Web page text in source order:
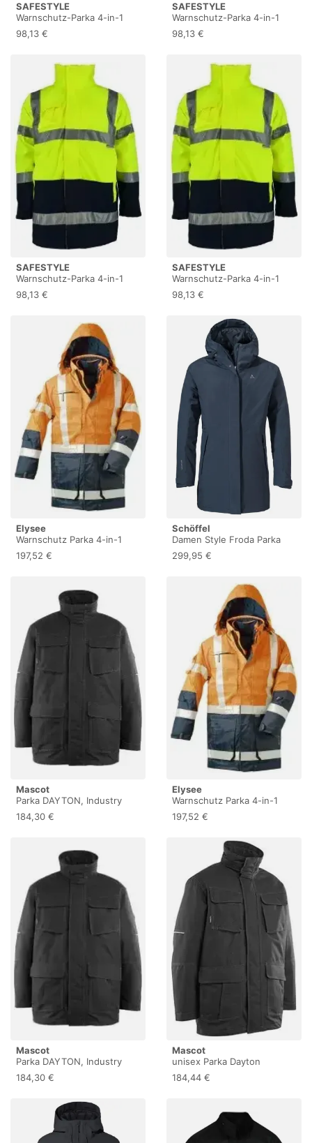
SAFESTYLE
Warnschutz-Parka 4-in-1
SPENCER, gelb/marine
23548 , 1 Stück, Größe: S
98,13 €
SAFESTYLE
Warnschutz-Parka 4-in-1
SPENCER, gelb/marine
23548 , 1 Stück, Größe: XXL
98,13 €
SAFESTYLE
Warnschutz-Parka 4-in-1
SPENCER, gelb/marine
23548 , 1 Stück, Größe: M
98,13 €
SAFESTYLE
Warnschutz-Parka 4-in-1
SPENCER, gelb/marine
23548 , 1 Stück, Größe: 3XL
98,13 €
Elysee
Warnschutz Parka 4-in-1
WALLACE, orange/marine 1
Stück, Größe: L
197,52 €
Schöffel
Damen Style Froda Parka
299,95 €
Mascot
Parka DAYTON, Industry
10010-194 , 1 Stück, Größe:
L
184,30 €
Elysee
Warnschutz Parka 4-in-1
WALLACE, orange/marine 1
Stück, Größe: XXL
197,52 €
Mascot
Parka DAYTON, Industry
10010-194 , 1 Stück, Größe:
M
184,30 €
Mascot
unisex Parka Dayton
schwarz Größe M
184,44 €